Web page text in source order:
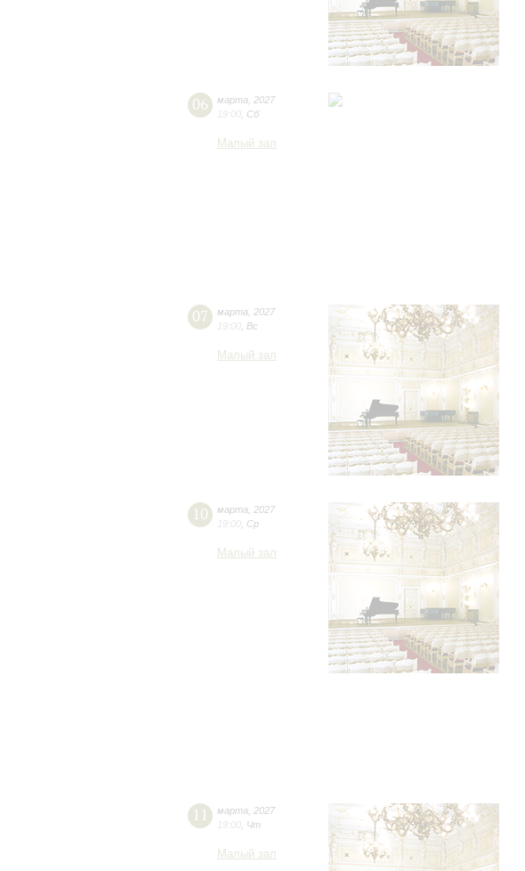
06 марта
2027
19:00 Сб
Малый зал
07 марта
2027
19:00 Вс
Малый зал
10 марта
2027
19:00 Ср
Малый зал
11 марта
2027
19:00 Чт
Малый зал